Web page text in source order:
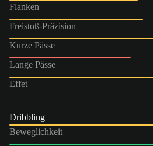
Flanken
Freistoß-Präzision
Kurze Pässe
Lange Pässe
Effet
Dribbling
Beweglichkeit